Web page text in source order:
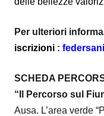
Per ulteriori
iscrizioni :
SCHEDA
“Il Percorso sul
Ausa. L’area verde